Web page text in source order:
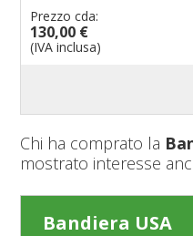
Prezzo cda:
130,00 €
(IVA inclusa)
Chi ha comprato la
mostrato interesse
Bandiera USA